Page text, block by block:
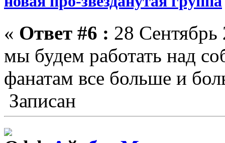
« Ответ #6 : 28
мы будем работать над
фанатам все больше и
Записан